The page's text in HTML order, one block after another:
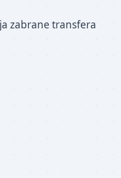
zabrane transfera